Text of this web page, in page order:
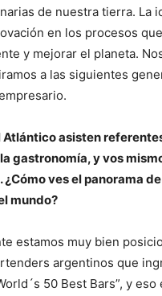
de nuestra tierra. La
en los procesos
y mejorar el planeta.
a las siguientes
asisten
gastronomía, y vos
¿Cómo ves el panorama
mundo?
estamos muy bien
argentinos que
50 Best Bars”, y eso